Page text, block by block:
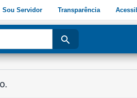
Sou Servidor Transparência
search